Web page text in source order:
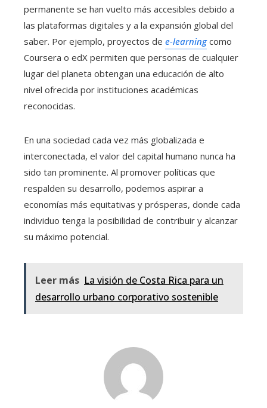
permanente se han vuelto más accesibles debido a
las plataformas digitales y a la expansión global del
saber. Por ejemplo, proyectos de e-learningcomo
Coursera o edX permiten que personas de cualquier
lugar del planeta obtengan una educación de alto
nivel ofrecida por instituciones académicas
reconocidas.
En una sociedad cada vez más globalizada e
interconectada, el valor del capital humano nunca ha
sido tan prominente. Al promover políticas que
respalden su desarrollo, podemos aspirar a
economías más equitativas y prósperas, donde cada
individuo tenga la posibilidad de contribuir y alcanzar
su máximo potencial.
Leer más La visión de Costa Rica para un
desarrollo urbano corporativo sostenible